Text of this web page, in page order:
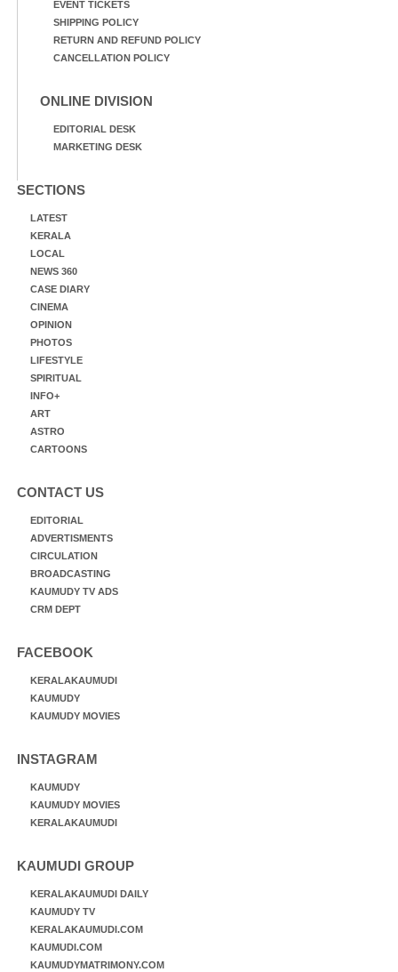
EVENT TICKETS
SHIPPING POLICY
RETURN AND REFUND POLICY
CANCELLATION POLICY
ONLINE DIVISION
EDITORIAL DESK
MARKETING DESK
SECTIONS
LATEST
KERALA
LOCAL
NEWS 360
CASE DIARY
CINEMA
OPINION
PHOTOS
LIFESTYLE
SPIRITUAL
INFO+
ART
ASTRO
CARTOONS
CONTACT US
EDITORIAL
ADVERTISMENTS
CIRCULATION
BROADCASTING
KAUMUDY TV ADS
CRM DEPT
FACEBOOK
KERALAKAUMUDI
KAUMUDY
KAUMUDY MOVIES
INSTAGRAM
KAUMUDY
KAUMUDY MOVIES
KERALAKAUMUDI
KAUMUDI GROUP
KERALAKAUMUDI DAILY
KAUMUDY TV
KERALAKAUMUDI.COM
KAUMUDI.COM
KAUMUDYMATRIMONY.COM